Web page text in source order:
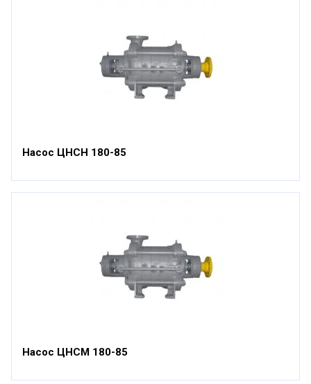
Насос ЦНСН 180-85
Насос ЦНСМ 180-85